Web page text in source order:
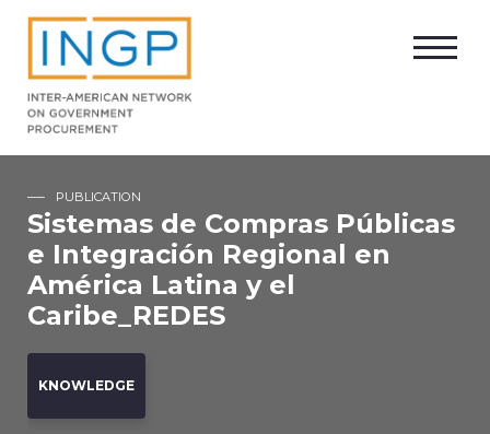
PUBLICATION
Sistemas de Compras Públicas
e Integración Regional en
América Latina y el
Caribe_REDES
KNOWLEDGE